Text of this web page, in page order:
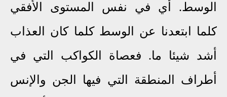
الوسط.
أي في نفس المستوى الأفقي
كلما ابتعدنا عن الوسط كلما كان العذاب
أشد شيئا ما. فعصاة الكواكب التي في
أطراف المنطقة التي فيها الجن والإنس